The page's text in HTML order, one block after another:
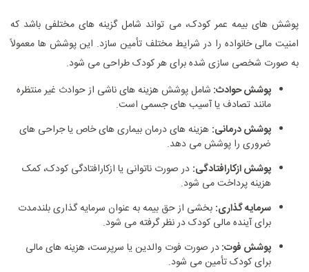
پوشش‌ های بیمه عمر کودک، می‌ تواند شامل گزینه‌ های مختلفی باشد که
امنیت مالی خانواده را در شرایط مختلف تأمین سازد. این پوشش‌ ها معمولاً
به‌ صورت شخصی ‌سازی‌ شده برای هر کودک طراحی می ‌شود.
پوشش حوادث: شامل پوشش هزینه‌ های ناشی از حوادث غیر منتظره
مانند تصادف یا آسیب‌ های جسمی است.
پوشش درمانی: هزینه‌ های درمان بیماری ‌های خاص یا جراحی ‌های
ضروری را پوشش می ‌دهد.
پوشش ازکارافتادگی: در صورت ناتوانی یا ازکارافتادگی کودک، کمک‌
هزینه پرداخت می‌ شود.
سرمایه ‌گذاری: بخشی از حق بیمه به‌ عنوان سرمایه ‌گذاری بلندمدت
برای آینده مالی کودک در نظر گرفته می‌ شود.
پوشش فوت:در صورت فوت والدین یا سرپرست، هزینه‌ های مالی
برای کودک تأمین می ‌شود.